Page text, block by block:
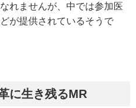
れませんが、中では参加医
が提供されているそうで
に生き残るMR